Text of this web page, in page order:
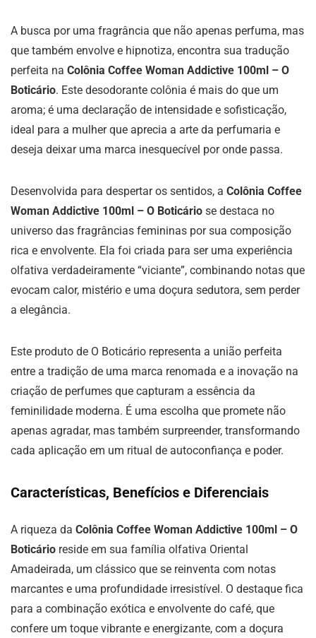
A busca por uma fragrância que não apenas perfuma, mas
que também envolve e hipnotiza, encontra sua tradução
perfeita na Colônia Coffee Woman Addictive 100ml – O
Boticário. Este desodorante colônia é mais do que um
aroma; é uma declaração de intensidade e sofisticação,
ideal para a mulher que aprecia a arte da perfumaria e
deseja deixar uma marca inesquecível por onde passa.
Desenvolvida para despertar os sentidos, a Colônia Coffee
Woman Addictive 100ml – O Boticário se destaca no
universo das fragrâncias femininas por sua composição
rica e envolvente. Ela foi criada para ser uma experiência
olfativa verdadeiramente “viciante”, combinando notas que
evocam calor, mistério e uma doçura sedutora, sem perder
a elegância.
Este produto de O Boticário representa a união perfeita
entre a tradição de uma marca renomada e a inovação na
criação de perfumes que capturam a essência da
feminilidade moderna. É uma escolha que promete não
apenas agradar, mas também surpreender, transformando
cada aplicação em um ritual de autoconfiança e poder.
Características, Benefícios e Diferenciais
A riqueza da Colônia Coffee Woman Addictive 100ml – O
Boticário reside em sua família olfativa Oriental
Amadeirada, um clássico que se reinventa com notas
marcantes e uma profundidade irresistível. O destaque fica
para a combinação exótica e envolvente do café, que
confere um toque vibrante e energizante, com a doçura